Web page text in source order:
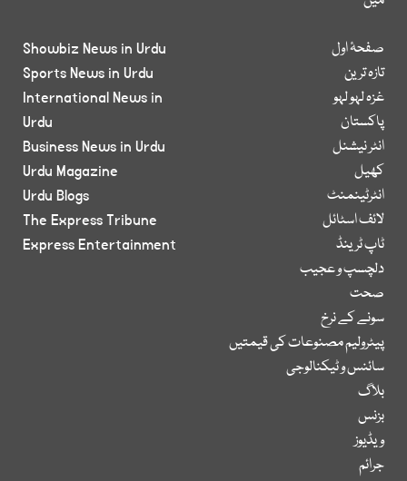
صفحۂ اول
تازہ ترین
غزہ لہو لہو
پاکستان
انٹر نیشنل
کھیل
انٹرٹینمنٹ
لائف اسٹائل
ٹاپ ٹرینڈ
دلچسپ و عجیب
صحت
سونے کے نرخ
پیٹرولیم مصنوعات کی قیمتیں
سائنس و ٹیکنالوجی
بلاگ
بزنس
ویڈیوز
جرائم
Showbiz News in Urdu
Sports News in Urdu
International News in
Urdu
Business News in Urdu
Urdu Magazine
Urdu Blogs
The Express Tribune
Express Entertainment